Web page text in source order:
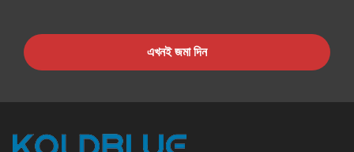
এখনই জমা দিন